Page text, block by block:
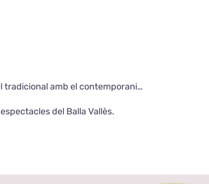
tradicional amb el contemporani…
del Balla Vallès.